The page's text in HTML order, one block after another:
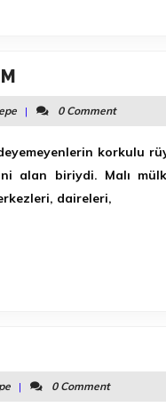
HELAL
ETMEM
Haluk
Yeşiltepe
| 0 Comment
korkulu
alan biriydi. Malı
daireleri,
Haluk
Yeşiltepe
| 0 Comment